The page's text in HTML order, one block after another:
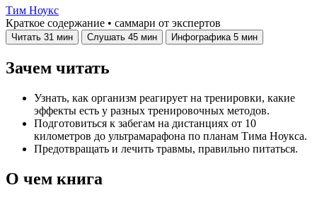
Тим Ноукс
Краткое содержание • саммари от экспертов
Читать 31 мин Слушать 45 мин Инфографика 5 мин
Зачем читать
Узнать, как организм реагирует на тренировки, какие
эффекты есть у разных тренировочных методов.
Подготовиться к забегам на дистанциях от 10
километров до ультрамарафона по планам Тима Ноукса.
Предотвращать и лечить травмы, правильно питаться.
О чем книга